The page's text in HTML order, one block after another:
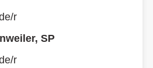
r
SP
r